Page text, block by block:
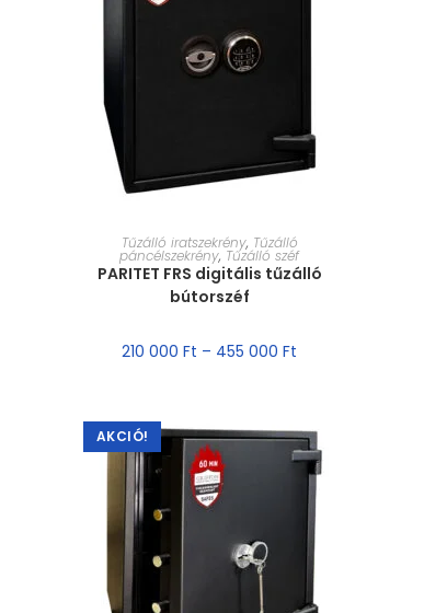
MÉRET VÁLASZTÁSA
Tűzálló iratszekrény, Tűzálló
páncélszekrény, Tűzálló széf
PARITET FRS digitális tűzálló
bútorszéf
210 000Ft – 455 000Ft
AKCIÓ!